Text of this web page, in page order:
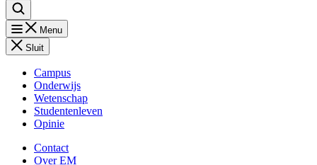
Menu
Sluit
Campus
Onderwijs
Wetenschap
Studentenleven
Opinie
Contact
Over EM